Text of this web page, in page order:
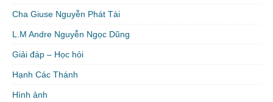
Cha Giuse Nguyễn Phát Tài
L.M Andre Nguyễn Ngọc Dũng
Giải đáp – Học hỏi
Hạnh Các Thánh
Hình ảnh